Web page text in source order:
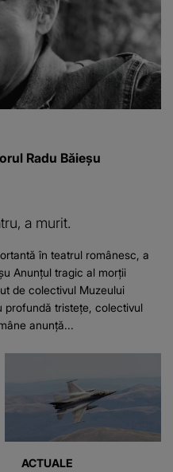
Radu Băieșu
a murit.
în teatrul românesc, a
Anunțul tragic al morții
de colectivul Muzeului
profundă tristețe, colectivul
anunță...
ACTUALE